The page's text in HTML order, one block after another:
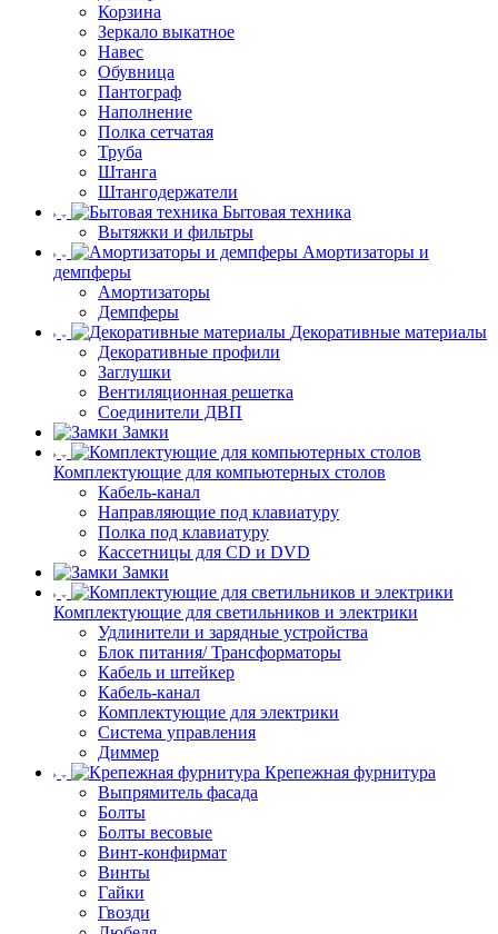
Корзина
Зеркало выкатное
Навес
Обувница
Пантограф
Наполнение
Полка сетчатая
Труба
Штанга
Штангодержатели
Бытовая техника
Вытяжки и фильтры
Амортизаторы и
демпферы
Амортизаторы
Демпферы
Декоративные материалы
Декоративные профили
Заглушки
Вентиляционная решетка
Соединители ДВП
Замки
Комплектующие для компьютерных столов
Кабель-канал
Направляющие под клавиатуру
Полка под клавиатуру
Кассетницы для CD и DVD
Замки
Комплектующие для светильников и электрики
Удлинители и зарядные устройства
Блок питания/ Трансформаторы
Кабель и штейкер
Кабель-канал
Комплектующие для электрики
Система управления
Диммер
Крепежная фурнитура
Выпрямитель фасада
Болты
Болты весовые
Винт-конфирмат
Винты
Гайки
Гвозди